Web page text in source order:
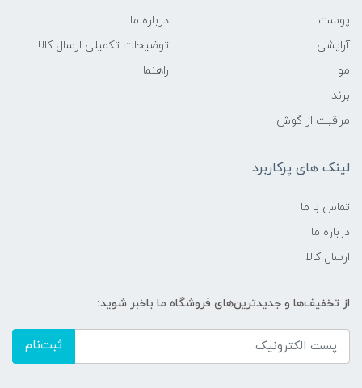
پوست
آرایشی
مو
برند
مراقبت از گوش
درباره ما
توضیحات تکمیلی ارسال کالا
راهنما
لینک های پرکاربرد
تماس با ما
درباره ما
ارسال کالا
از تخفیف‌ها و جدیدترین‌های فروشگاه ما باخبر شوید:
ثبت‌نام